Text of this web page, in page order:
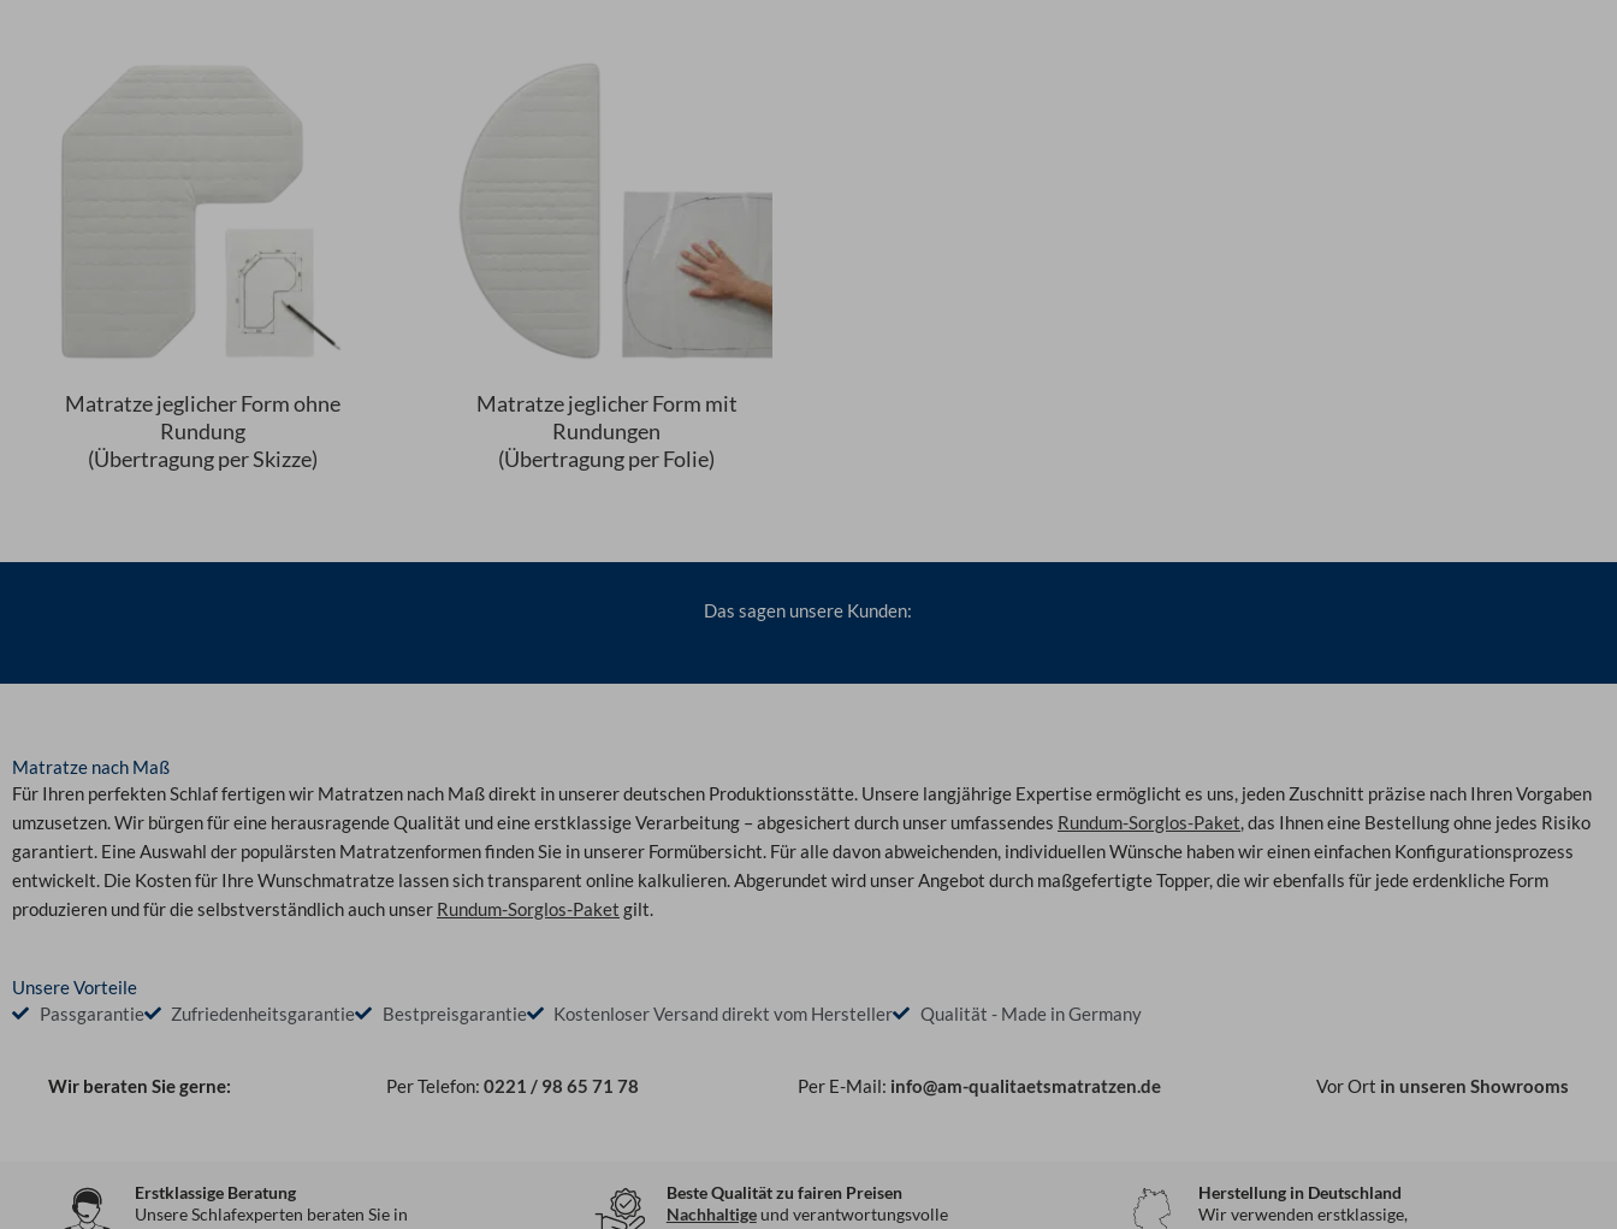
Matratze jeglicher Form ohne
Rundung
(Übertragung per Skizze)
Matratze jeglicher Form mit
Rundungen
(Übertragung per Folie)
Das sagen unsere Kunden:
Matratze nach Maß
Für Ihren perfekten Schlaf fertigen wir Matratzen nach Maß direkt in unserer deutschen Produktionsstätte. Unsere langjährige Expertise ermöglicht es uns, jeden Zuschnitt präzise nach Ihren Vorgaben
umzusetzen. Wir bürgen für eine herausragende Qualität und eine erstklassige Verarbeitung – abgesichert durch unser umfassendes Rundum-Sorglos-Paket, das Ihnen eine Bestellung ohne jedes Risiko
garantiert. Eine Auswahl der populärsten Matratzenformen finden Sie in unserer Formübersicht. Für alle davon abweichenden, individuellen Wünsche haben wir einen einfachen Konfigurationsprozess
entwickelt. Die Kosten für Ihre Wunschmatratze lassen sich transparent online kalkulieren. Abgerundet wird unser Angebot durch maßgefertigte Topper, die wir ebenfalls für jede erdenkliche Form
produzieren und für die selbstverständlich auch unser Rundum-Sorglos-Paket gilt.
Unsere Vorteile
Passgarantie
Zufriedenheitsgarantie Bestpreisgarantie Kostenloser Versand direkt vom Hersteller Qualität - Made in Germany
Wir beraten Sie gerne: Per Telefon:0221 / 98 65 71 78 Per E-Mail: info@am-qualitaetsmatratzen.de Vor Ort in unseren Showrooms
Erstklassige Beratung
Unsere Schlafexperten beraten Sie in
Beste Qualität zu fairen Preisen
Nachhaltigeund verantwortungsvolle
Herstellung in Deutschland
Wir verwenden erstklassige,